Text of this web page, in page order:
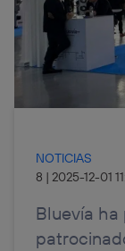
NOTICIAS
8 | 2025-12-01
Bluevía